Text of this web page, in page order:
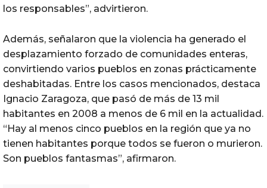
los responsables”, advirtieron.
Además, señalaron que la violencia ha generado el
desplazamiento forzado de comunidades enteras,
convirtiendo varios pueblos en zonas prácticamente
deshabitadas. Entre los casos mencionados, destaca
Ignacio Zaragoza, que pasó de más de 13 mil
habitantes en 2008 a menos de 6 mil en la actualidad.
“Hay al menos cinco pueblos en la región que ya no
tienen habitantes porque todos se fueron o murieron.
Son pueblos fantasmas”, afirmaron.